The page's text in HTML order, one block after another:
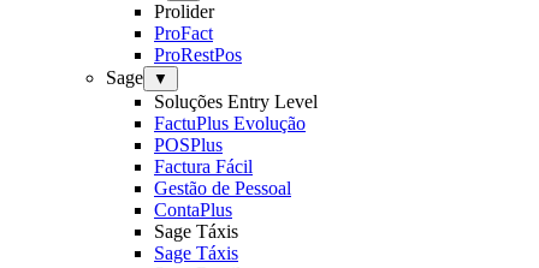
Prolider
ProFact
ProRestPos
Sage
▼
Soluções Entry Level
FactuPlus Evolução
POSPlus
Factura Fácil
Gestão de Pessoal
ContaPlus
Sage Táxis
Sage Táxis